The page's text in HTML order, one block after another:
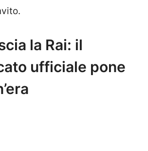
la Rai: il
ufficiale pone